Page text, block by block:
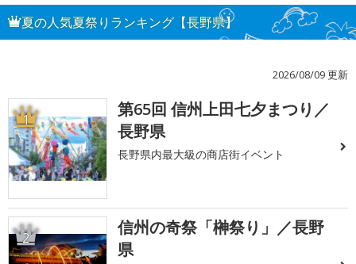
夏の人気夏祭りランキング【長野県】
2026/08/09 更新
1
第65回 信州上田七夕まつり／
長野県
長野県内最大級の商店街イベント
2
信州の奇祭「榊祭り」／長野
県